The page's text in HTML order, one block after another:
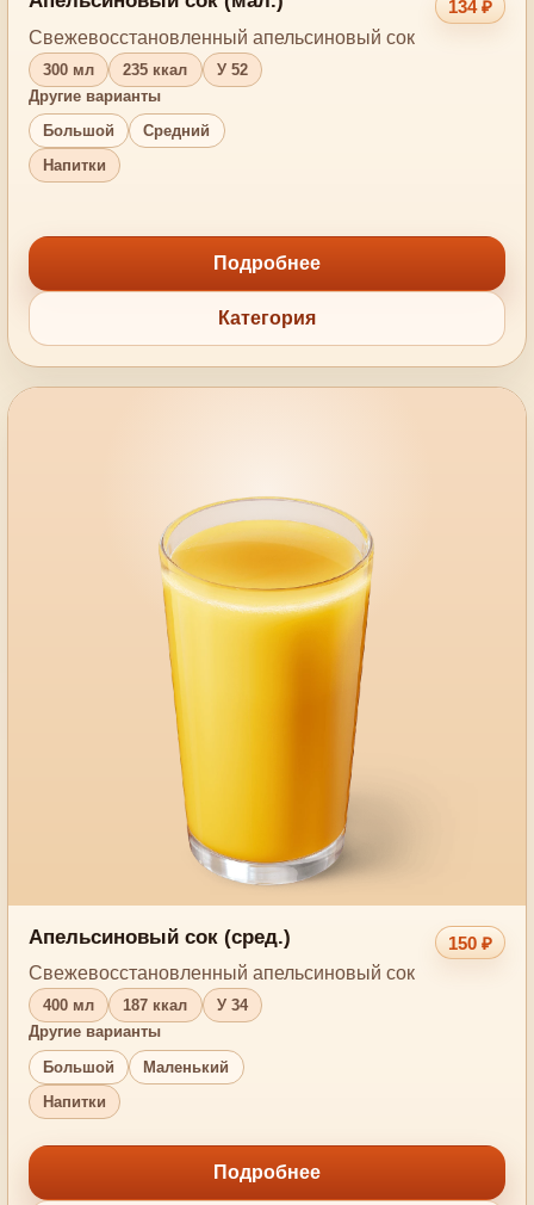
134 ₽
Свежевосстановленный апельсиновый сок
300 мл 235 ккал
У 52
Другие варианты
Большой
Средний
Напитки
Подробнее
Категория
Апельсиновый сок (сред.)
150 ₽
Свежевосстановленный апельсиновый сок
400 мл 187 ккал
У 34
Другие варианты
Большой
Маленький
Напитки
Подробнее